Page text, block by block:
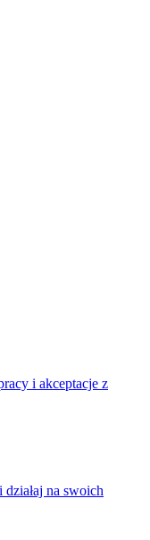
i akceptacje z
na swoich